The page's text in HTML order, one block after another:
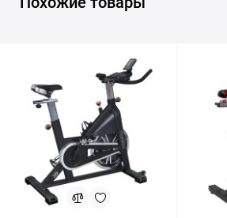
надежную доставку в Киев, Львов,
консультацию и помочь убедиться, что
подходит под ваши цели.